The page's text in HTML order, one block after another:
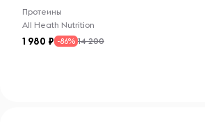
Протеины
All Heath Nutrition
1 980 -86% 14 200